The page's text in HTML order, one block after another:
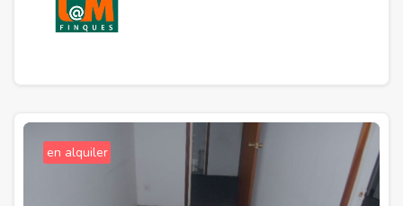
en alquiler